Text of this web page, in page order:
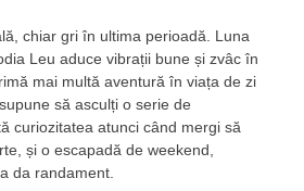
chiar gri în ultima perioadă. Luna
Leu aduce vibrații bune și zvâc în
mai multă aventură în viața de zi
să asculți o serie de
curiozitatea atunci când mergi să
și o escapadă de weekend,
da randament.